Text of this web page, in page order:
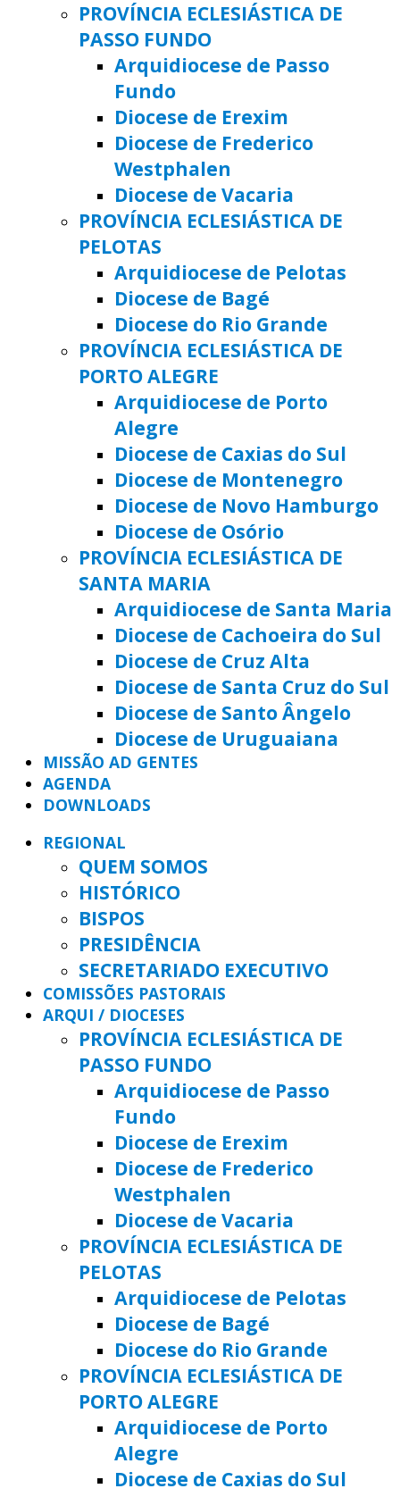
PROVÍNCIA ECLESIÁSTICA DE
PASSO FUNDO
Arquidiocese de Passo
Fundo
Diocese de Erexim
Diocese de Frederico
Westphalen
Diocese de Vacaria
PROVÍNCIA ECLESIÁSTICA DE
PELOTAS
Arquidiocese de Pelotas
Diocese de Bagé
Diocese do Rio Grande
PROVÍNCIA ECLESIÁSTICA DE
PORTO ALEGRE
Arquidiocese de Porto
Alegre
Diocese de Caxias do Sul
Diocese de Montenegro
Diocese de Novo Hamburgo
Diocese de Osório
PROVÍNCIA ECLESIÁSTICA DE
SANTA MARIA
Arquidiocese de Santa Maria
Diocese de Cachoeira do Sul
Diocese de Cruz Alta
Diocese de Santa Cruz do Sul
Diocese de Santo Ângelo
Diocese de Uruguaiana
MISSÃO AD GENTES
AGENDA
DOWNLOADS
REGIONAL
QUEM SOMOS
HISTÓRICO
BISPOS
PRESIDÊNCIA
SECRETARIADO EXECUTIVO
COMISSÕES PASTORAIS
ARQUI / DIOCESES
PROVÍNCIA ECLESIÁSTICA DE
PASSO FUNDO
Arquidiocese de Passo
Fundo
Diocese de Erexim
Diocese de Frederico
Westphalen
Diocese de Vacaria
PROVÍNCIA ECLESIÁSTICA DE
PELOTAS
Arquidiocese de Pelotas
Diocese de Bagé
Diocese do Rio Grande
PROVÍNCIA ECLESIÁSTICA DE
PORTO ALEGRE
Arquidiocese de Porto
Alegre
Diocese de Caxias do Sul